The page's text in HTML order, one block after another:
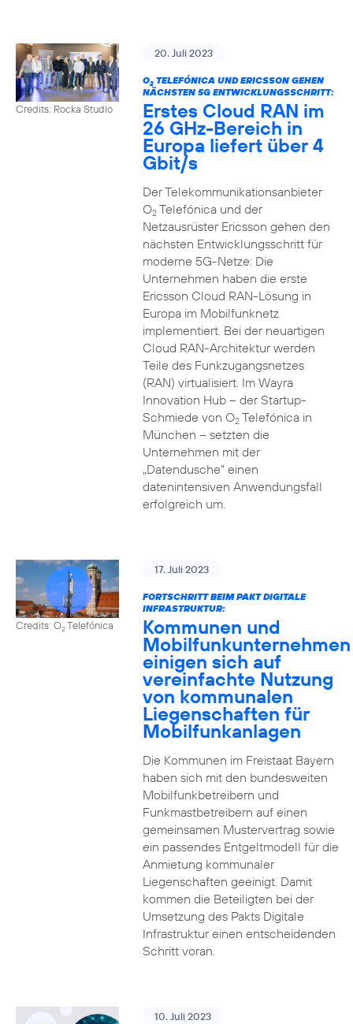
Credits: Rocka Studio
20. Juli 2023
O2TELEFÓNICA UND ERICSSON GEHEN
NÄCHSTEN 5G ENTWICKLUNGSSCHRITT:
Erstes Cloud RAN im
26 GHz-Bereich in
Europa liefert über 4
Gbit/s
Der Telekommunikationsanbieter
O2Telefónica und der
Netzausrüster Ericsson gehen den
nächsten Entwicklungsschritt für
moderne 5G-Netze: Die
Unternehmen haben die erste
Ericsson Cloud RAN-Lösung in
Europa im Mobilfunknetz
implementiert. Bei der neuartigen
Cloud RAN-Architektur werden
Teile des Funkzugangsnetzes
(RAN) virtualisiert. Im Wayra
Innovation Hub – der Startup-
Schmiede von O2Telefónica in
München – setzten die
Unternehmen mit der
„Datendusche“ einen
datenintensiven Anwendungsfall
erfolgreich um.
Credits: O2Telefónica
17. Juli 2023
FORTSCHRITT BEIM PAKT DIGITALE
INFRASTRUKTUR:
Kommunen und
Mobilfunkunternehmen
einigen sich auf
vereinfachte Nutzung
von kommunalen
Liegenschaften für
Mobilfunkanlagen
Die Kommunen im Freistaat Bayern
haben sich mit den bundesweiten
Mobilfunkbetreibern und
Funkmastbetreibern auf einen
gemeinsamen Mustervertrag sowie
ein passendes Entgeltmodell für die
Anmietung kommunaler
Liegenschaften geeinigt. Damit
kommen die Beteiligten bei der
Umsetzung des Pakts Digitale
Infrastruktur einen entscheidenden
Schritt voran.
10. Juli 2023